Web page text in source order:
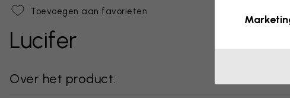
Toevoegen aan favorieten
Lucifer
Over het product: